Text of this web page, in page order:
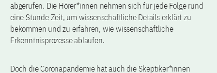
abgerufen. Die Hörer*innen nehmen sich für jede Folge rund
eine Stunde Zeit, um wissenschaftliche Details erklärt zu
bekommen und zu erfahren, wie wissenschaftliche
Erkenntnisprozesse ablaufen.
Doch die Coronapandemie hat auch die Skeptiker*innen